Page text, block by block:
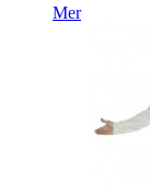
Mer